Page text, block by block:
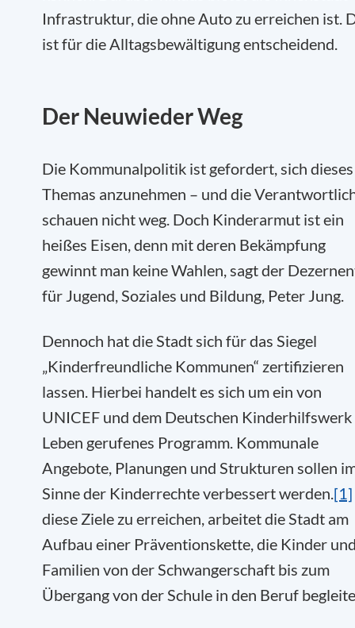
Infrastruktur, die ohne Auto zu erreichen ist.
ist für die Alltagsbewältigung entscheidend.
Der Neuwieder Weg
Die Kommunalpolitik ist gefordert, sich dieses
Themas anzunehmen – und die
schauen nicht weg. Doch Kinderarmut ist ein
heißes Eisen, denn mit deren Bekämpfung
gewinnt man keine Wahlen, sagt der
für Jugend, Soziales und Bildung, Peter Jung.
Dennoch hat die Stadt sich für das Siegel
„Kinderfreundliche Kommunen“ zertifizieren
lassen. Hierbei handelt es sich um ein von
UNICEF und dem Deutschen Kinderhilfswerk
Leben gerufenes Programm. Kommunale
Angebote, Planungen und Strukturen sollen
Sinne der Kinderrechte verbessert werden.[1]
diese Ziele zu erreichen, arbeitet die Stadt am
Aufbau einer Präventionskette, die Kinder
Familien von der Schwangerschaft bis zum
Übergang von der Schule in den Beruf